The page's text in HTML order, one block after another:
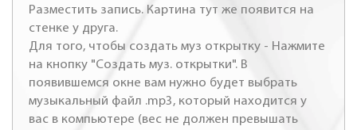
Разместить запись. Картина тут же появится на
стенке у друга.
Для того, чтобы создать муз открытку - Нажмите
на кнопку "Создать муз. открытки". В
появившемся окне вам нужно будет выбрать
музыкальный файл .mp3, который находится у
вас в компьютере (вес не должен превышать